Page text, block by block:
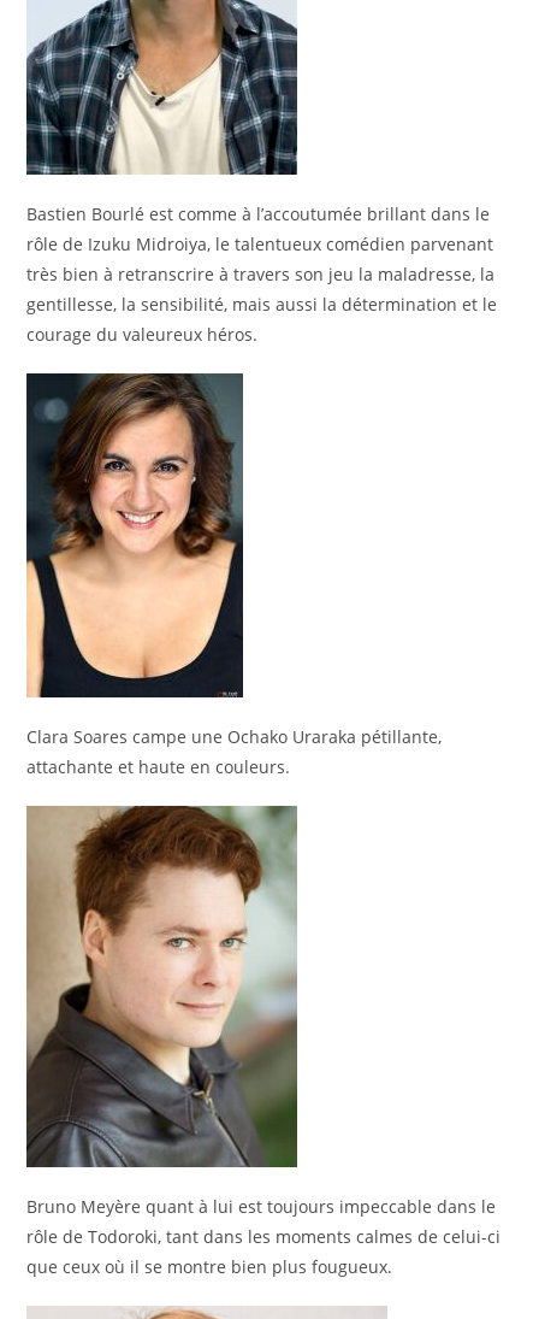
Bastien Bourlé est comme à l’accoutumée brillant dans le
rôle de Izuku Midroiya, le talentueux comédien parvenant
très bien à retranscrire à travers son jeu la maladresse, la
gentillesse, la sensibilité, mais aussi la détermination et le
courage du valeureux héros.
Clara Soares campe une Ochako Uraraka pétillante,
attachante et haute en couleurs.
Bruno Meyère quant à lui est toujours impeccable dans le
rôle de Todoroki, tant dans les moments calmes de celui-ci
que ceux où il se montre bien plus fougueux.